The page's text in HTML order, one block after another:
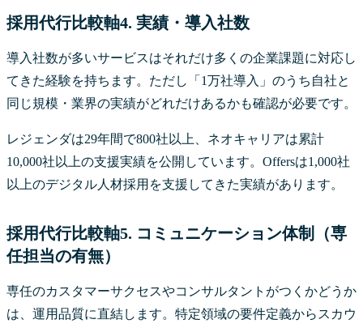
採用代行比較軸4. 実績・導入社数
導入社数が多いサービスはそれだけ多くの企業課題に対応し
てきた経験を持ちます。ただし「1万社導入」のうち自社と
同じ規模・業界の実績がどれだけあるかも確認が必要です。
レジェンダは29年間で800社以上、ネオキャリアは累計
10,000社以上の支援実績を公開しています。Offersは1,000社
以上のデジタル人材採用を支援してきた実績があります。
採用代行比較軸5. コミュニケーション体制（専
任担当の有無）
専任のカスタマーサクセスやコンサルタントがつくかどうか
は、運用品質に直結します。特定領域の要件定義からスカウ